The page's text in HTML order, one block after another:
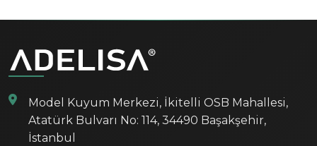
Model Kuyum Merkezi, İkitelli OSB Mahallesi,
Atatürk Bulvarı No: 114, 34490 Başakşehir,
İstanbul